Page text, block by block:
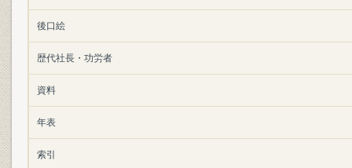
後口絵
歴代社長・功労者
資料
年表
索引